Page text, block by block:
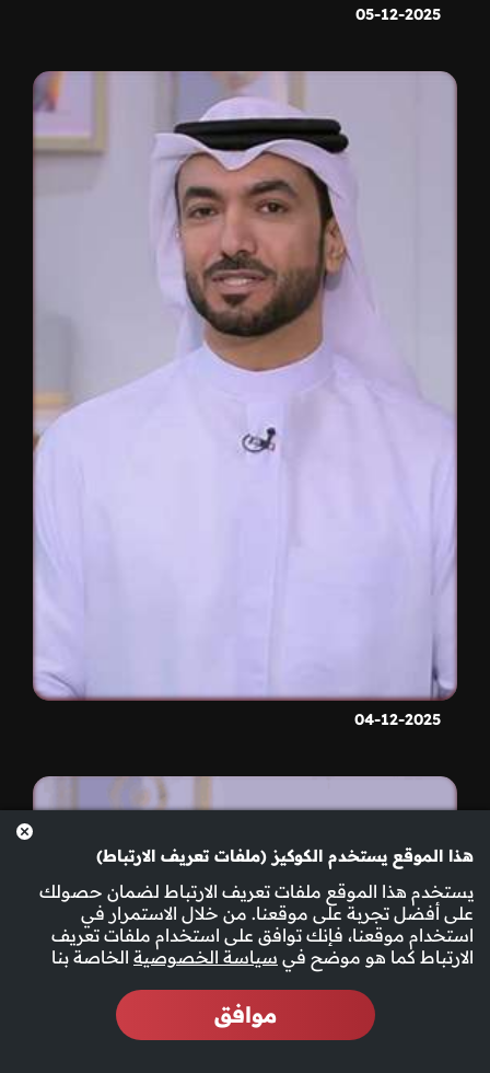
05-12-2025
04-12-2025
هذا الموقع يستخدم الكوكيز (ملفات تعريف الارتباط)
يستخدم هذا الموقع ملفات تعريف الارتباط لضمان حصولك
على أفضل تجربة على موقعنا. من خلال الاستمرار في
استخدام موقعنا، فإنك توافق على استخدام ملفات تعريف
الارتباط كما هو موضح في سياسة الخصوصية الخاصة بنا
موافق